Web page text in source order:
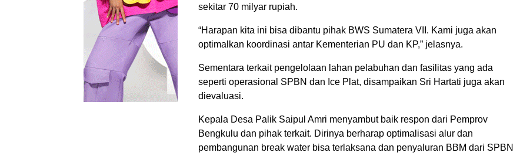
sekitar 70 milyar rupiah.
“Harapan kita ini bisa dibantu pihak BWS Sumatera VII. Kami juga akan
optimalkan koordinasi antar Kementerian PU dan KP,” jelasnya.
Sementara terkait pengelolaan lahan pelabuhan dan fasilitas yang ada
seperti operasional SPBN dan Ice Plat, disampaikan Sri Hartati juga akan
dievaluasi.
Kepala Desa Palik Saipul Amri menyambut baik respon dari Pemprov
Bengkulu dan pihak terkait. Dirinya berharap optimalisasi alur dan
pembangunan break water bisa terlaksana dan penyaluran BBM dari SPBN